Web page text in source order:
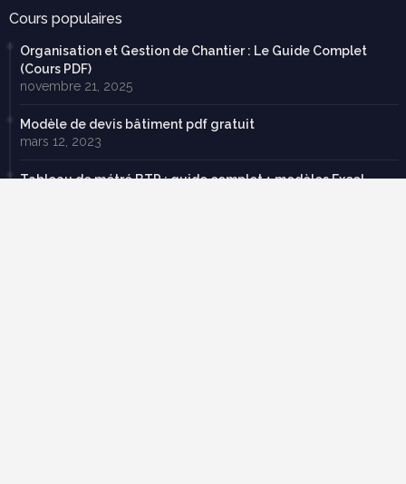
Cours populaires
Organisation et Gestion de Chantier : Le Guide Complet
(Cours PDF)
novembre 21, 2025
Modèle de devis bâtiment pdf gratuit
mars 12, 2023
Tableau de métré BTP : guide complet + modèles Excel